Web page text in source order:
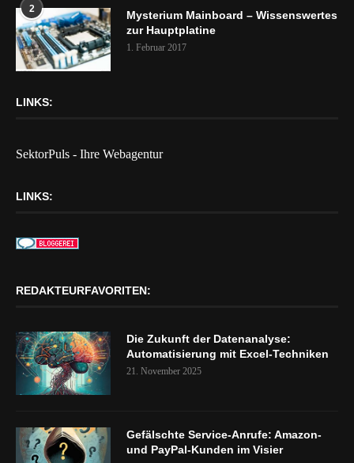
2
Mysterium Mainboard – Wissenswertes
zur Hauptplatine
1. Februar 2017
LINKS:
SektorPuls - Ihre Webagentur
LINKS:
REDAKTEURFAVORITEN:
Die Zukunft der Datenanalyse:
Automatisierung mit Excel-Techniken
21. November 2025
Gefälschte Service-Anrufe: Amazon-
und PayPal-Kunden im Visier